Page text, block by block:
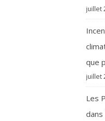
juillet
que
juillet
Les
dans